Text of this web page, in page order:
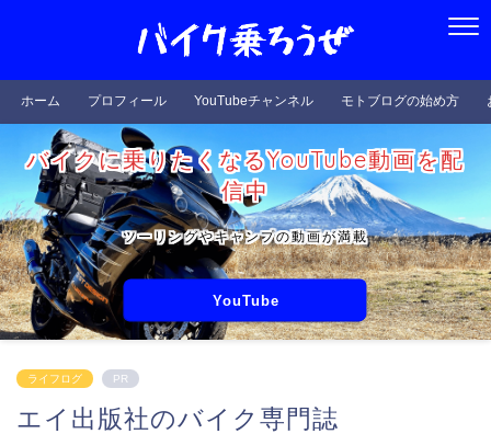
ホーム プロフィール YouTubeチャンネル モトブログの始め方
バイクに乗りたくなるYouTube動画を配
信中
ツーリングやキャンプの動画が満載
YouTube
ライフログ PR
エイ出版社のバイク専門誌